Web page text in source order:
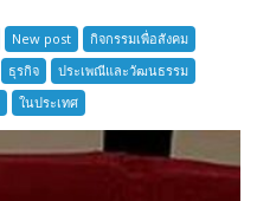
ล่า
ำนาน
มือง
บราณ
มุทรปราการ
New post
กิจกรรมเพื่อสังคม
ธุรกิจ
ประเพณีและวัฒนธรรม
ในประเทศ